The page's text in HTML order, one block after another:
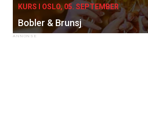
KURS I OSLO, 05. SEPTEMBER
Bobler & Brunsj